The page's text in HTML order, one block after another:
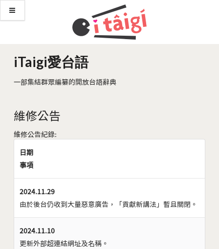
iTaigi愛台語
一部集結群眾編纂的開放台語辭典
維修公告
維修公告紀錄:
日期
事項
2024.11.29
由於後台仍收到大量惡意廣告，「貢獻新講法」暫且關閉。
2024.11.10
更新外部超連結網址及名稱。